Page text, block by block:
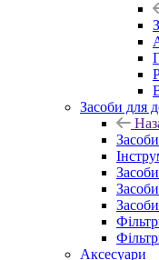
Засоби для
Аксесуари